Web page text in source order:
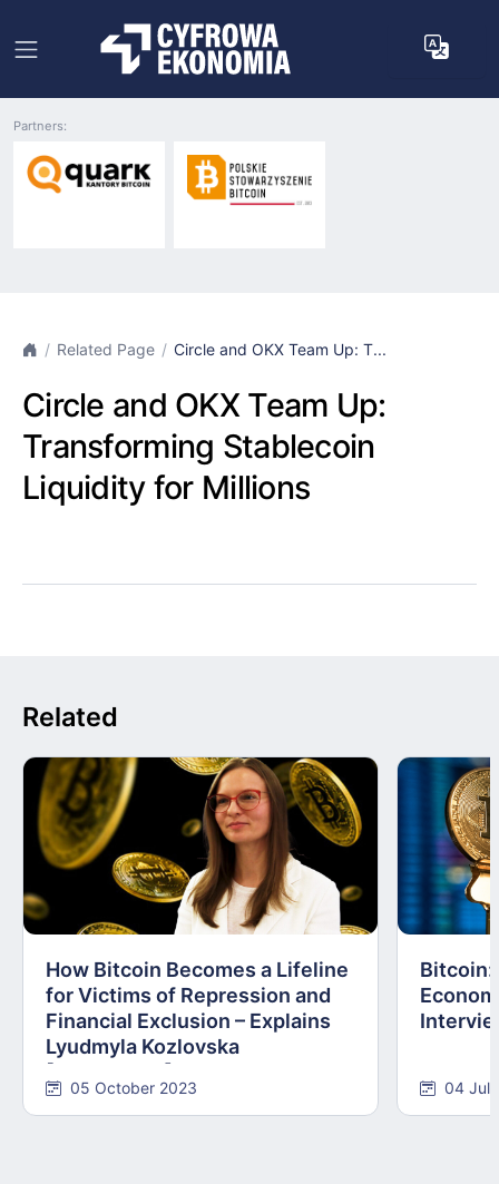
Partners:
Related Page Circle and OKX Team Up: T...
Circle and OKX Team Up:
Transforming Stablecoin
Liquidity for Millions
Related
How Bitcoin Becomes a Lifeline
for Victims of Repression and
Financial Exclusion – Explains
Lyudmyla Kozlovska
05 October 2023
Bitcoin:
04